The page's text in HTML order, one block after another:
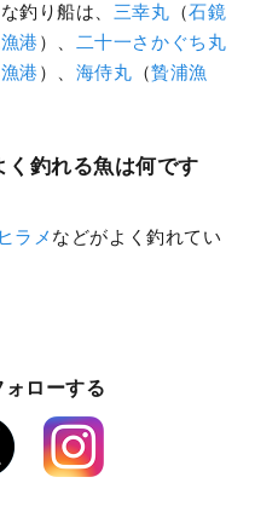
釣り船は、 三幸丸 （石鏡
港 ）、
二十一さかぐち丸
港 ）、 海侍丸 （贄浦漁
釣れる魚は何です
ヒラメ などがよく釣れてい
ローする